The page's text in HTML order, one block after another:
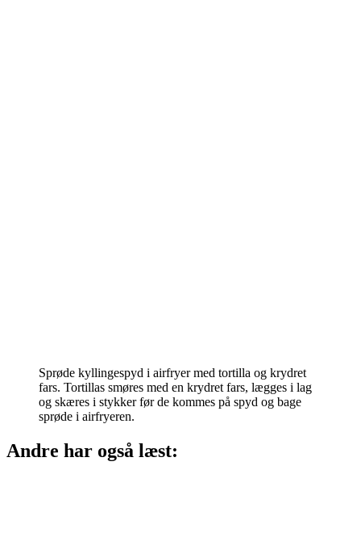
Sprøde kyllingespyd i airfryer med tortilla og krydret
fars. Tortillas smøres med en krydret fars, lægges i lag
og skæres i stykker før de kommes på spyd og bage
sprøde i airfryeren.
Andre har også læst: